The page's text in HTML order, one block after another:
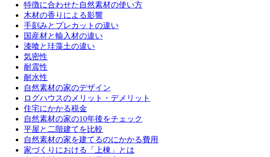
特徴に合わせた自然素材の使い方
木材の香りによる影響
手刻みとプレカットの違い
国産材と輸入材の違い
漆喰と珪藻土の違い
気密性
耐震性
耐水性
自然素材の家のデザイン
ログハウスのメリット・デメリット
住宅にかかる税金
自然素材の家の10年後をチェック
平屋と二階建てを比較
自然素材の家を建てるのにかかる費用
家づくりにおける「上棟」とは